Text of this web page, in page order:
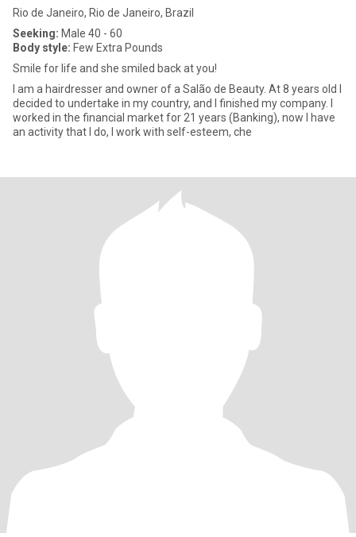
Rio de Janeiro, Rio de Janeiro, Brazil
Seeking: Male 40 - 60
Body style: Few Extra Pounds
Smile for life and she smiled back at you!
I am a hairdresser and owner of a Salão de Beauty. At 8 years old I
decided to undertake in my country, and I finished my company. I
worked in the financial market for 21 years (Banking), now I have
an activity that I do, I work with self-esteem, che